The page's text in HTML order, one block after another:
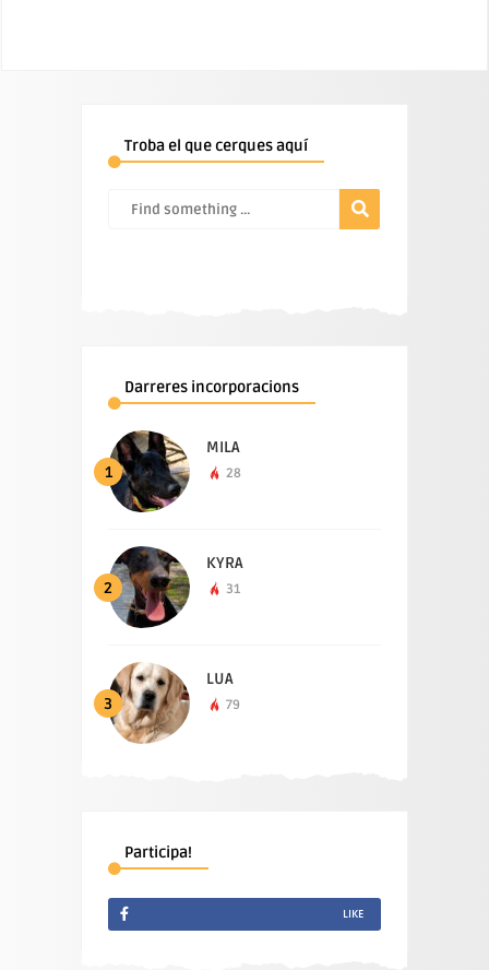
Troba el que cerques aquí
Darreres incorporacions
1
MILA
28
2
KYRA
31
3
LUA
79
Participa!
LIKE